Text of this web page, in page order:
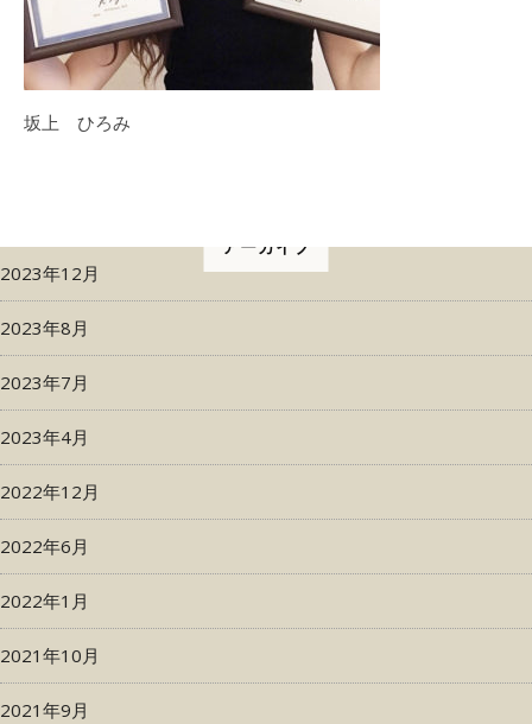
坂上 ひろみ
アーカイブ
2023年12月
2023年8月
2023年7月
2023年4月
2022年12月
2022年6月
2022年1月
2021年10月
2021年9月